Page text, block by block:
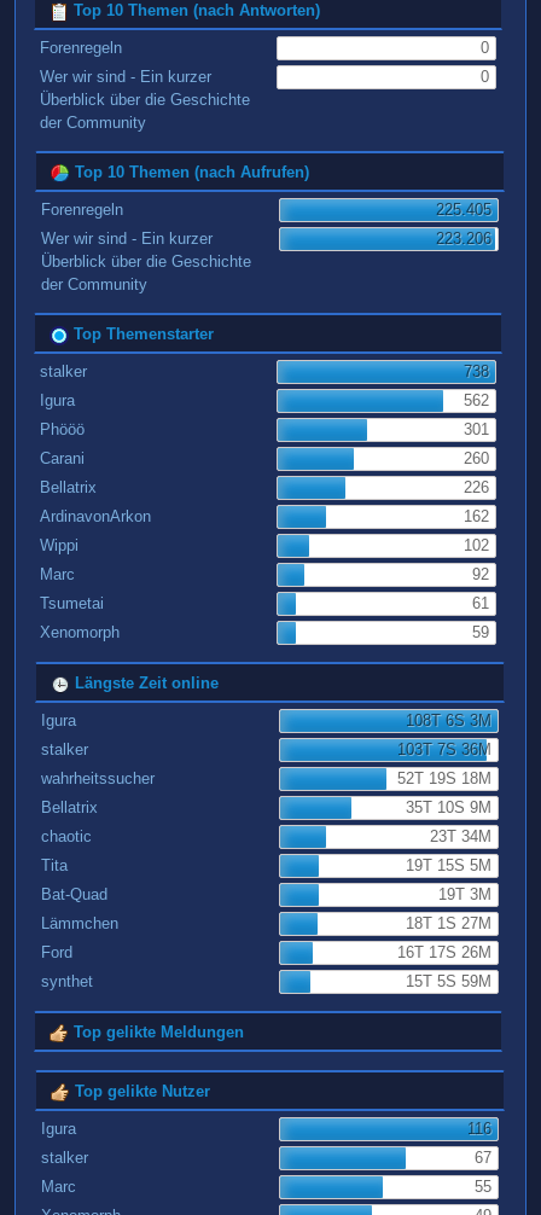
Top 10 Themen (nach Antworten)
Forenregeln
0
Wer wir sind - Ein kurzer
Überblick über die Geschichte
der Community
0
Top 10 Themen (nach Aufrufen)
Forenregeln
225.405
Wer wir sind - Ein kurzer
Überblick über die Geschichte
der Community
223.206
Top Themenstarter
stalker
738
Igura
562
Phööö
301
Carani
260
Bellatrix
226
ArdinavonArkon
162
Wippi
102
Marc
92
Tsumetai
61
Xenomorph
59
Längste Zeit online
Igura
108T 6S 3M
stalker
103T 7S 36M
wahrheitssucher
52T 19S 18M
Bellatrix
35T 10S 9M
chaotic
23T 34M
Tita
19T 15S 5M
Bat-Quad
19T 3M
Lämmchen
18T 1S 27M
Ford
16T 17S 26M
synthet
15T 5S 59M
Top gelikte Meldungen
Top gelikte Nutzer
Igura
116
stalker
67
Marc
55